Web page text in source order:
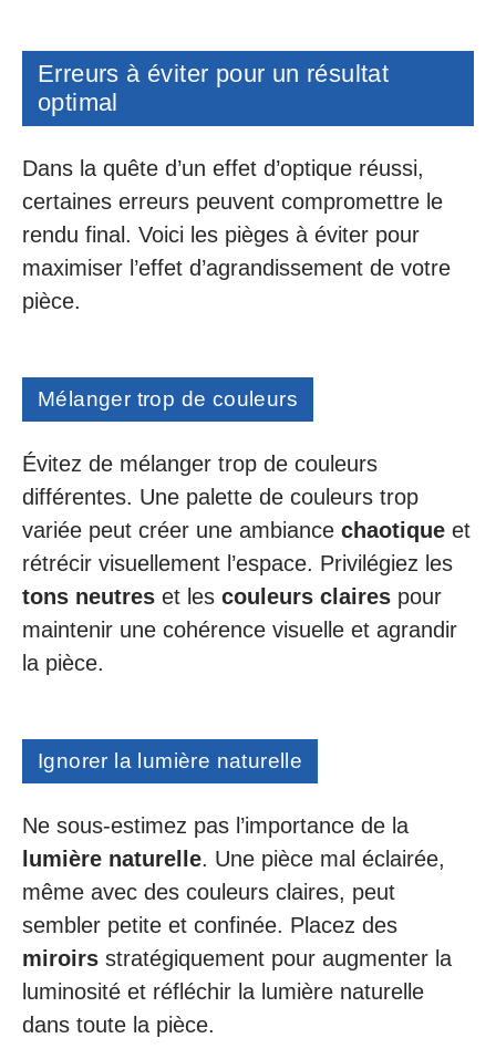
Erreurs à éviter pour un résultat
optimal
Dans la quête d’un effet d’optique réussi,
certaines erreurs peuvent compromettre le
rendu final. Voici les pièges à éviter pour
maximiser l’effet d’agrandissement de votre
pièce.
Mélanger trop de couleurs
Évitez de mélanger trop de couleurs
différentes. Une palette de couleurs trop
variée peut créer une ambiance chaotique et
rétrécir visuellement l’espace. Privilégiez les
tons neutres et les couleurs claires pour
maintenir une cohérence visuelle et agrandir
la pièce.
Ignorer la lumière naturelle
Ne sous-estimez pas l’importance de la
lumière naturelle. Une pièce mal éclairée,
même avec des couleurs claires, peut
sembler petite et confinée. Placez des
miroirs stratégiquement pour augmenter la
luminosité et réfléchir la lumière naturelle
dans toute la pièce.